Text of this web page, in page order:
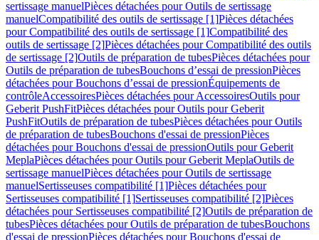
sertissage manuelPièces détachées pour Outils de sertissage
manuelCompatibilité des outils de sertissage [1]Pièces détachées
pour Compatibilité des outils de sertissage [1]Compatibilité des
outils de sertissage [2]Pièces détachées pour Compatibilité des outils
de sertissage [2]Outils de préparation de tubesPièces détachées pour
Outils de préparation de tubesBouchons d’essai de pressionPièces
détachées pour Bouchons d’essai de pressionÉquipements de
contrôleAccessoiresPièces détachées pour AccessoiresOutils pour
Geberit PushFitPièces détachées pour Outils pour Geberit
PushFitOutils de préparation de tubesPièces détachées pour Outils
de préparation de tubesBouchons d'essai de pressionPièces
détachées pour Bouchons d'essai de pressionOutils pour Geberit
MeplaPièces détachées pour Outils pour Geberit MeplaOutils de
sertissage manuelPièces détachées pour Outils de sertissage
manuelSertisseuses compatibilité [1]Pièces détachées pour
Sertisseuses compatibilité [1]Sertisseuses compatibilité [2]Pièces
détachées pour Sertisseuses compatibilité [2]Outils de préparation de
tubesPièces détachées pour Outils de préparation de tubesBouchons
d'essai de pressionPièces détachées pour Bouchons d'essai de